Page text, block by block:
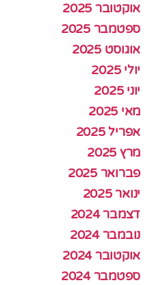
אוקטובר 2025
ספטמבר 2025
אוגוסט 2025
יולי 2025
יוני 2025
מאי 2025
אפריל 2025
מרץ 2025
פברואר 2025
ינואר 2025
דצמבר 2024
נובמבר 2024
אוקטובר 2024
ספטמבר 2024